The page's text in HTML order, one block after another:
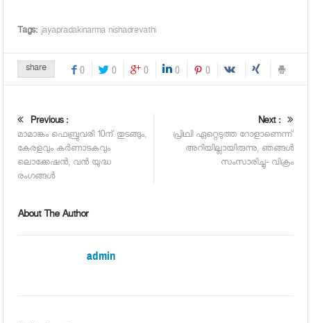
Tags: jayapradakinarma nishadrevathi
share 0 0 0 0 0
Previous :
മാമാങ്കം ഫെബ്രുവരി 10ന് തുടങ്ങും,
കേരളവും കര്‍ണാടകവും
ലൊക്കേഷന്‍, വന്‍ യുദ്ധ
രംഗങ്ങള്‍
Next :
പ്രിഥ്വി ഏറ്റെടുത്ത റോളാണെന്ന്
അറിയില്ലായിരുന്നു, ഞങ്ങള്‍
സംസാരിച്ചു- വിക്രം
About The Author
admin